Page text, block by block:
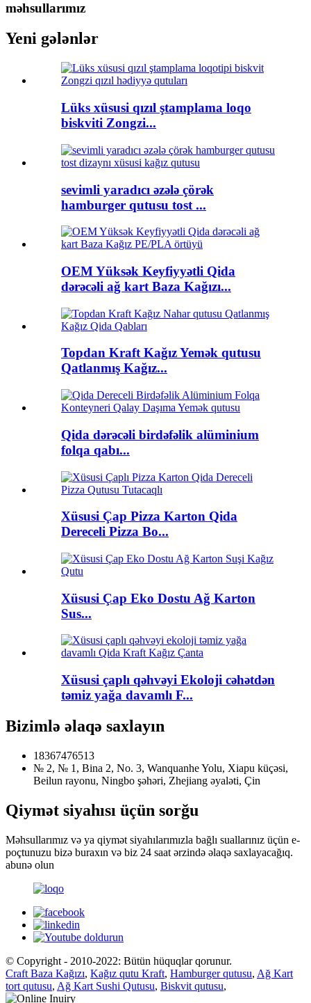
məhsullarımız
Yeni gələnlər
Lüks xüsusi qızıl ştamplama loqo
biskviti Zongzi...
sevimli yaradıcı əzələ çörək
hamburger qutusu tost ...
OEM Yüksək Keyfiyyətli Qida
dərəcəli ağ kart Baza Kağızı...
Topdan Kraft Kağız Yemək qutusu
Qatlanmış Kağız...
Qida dərəcəli birdəfəlik alüminium
folqa qabı...
Xüsusi Çap Pizza Karton Qida
Dereceli Pizza Bo...
Xüsusi Çap Eko Dostu Ağ Karton
Sus...
Xüsusi çaplı qəhvəyi Ekoloji cəhətdən
təmiz yağa davamlı F...
Bizimlə əlaqə saxlayın
18367476513
№ 2, № 1, Bina 2, No. 3, Wanquanhe Yolu, Xiapu küçəsi,
Beilun rayonu, Ningbo şəhəri, Zhejiang əyaləti, Çin
Qiymət siyahısı üçün sorğu
Məhsullarımız və ya qiymət siyahılarımızla bağlı suallarınız üçün e-
poçtunuzu bizə buraxın və biz 24 saat ərzində əlaqə saxlayacağıq.
abunə olun
© Copyright - 2010-2022: Bütün hüquqlar qorunur.
Craft Baza Kağızı, Kağız qutu Kraft, Hamburger qutusu, Ağ Kart
tort qutusu, Ağ Kart Sushi Qutusu, Biskvit qutusu,